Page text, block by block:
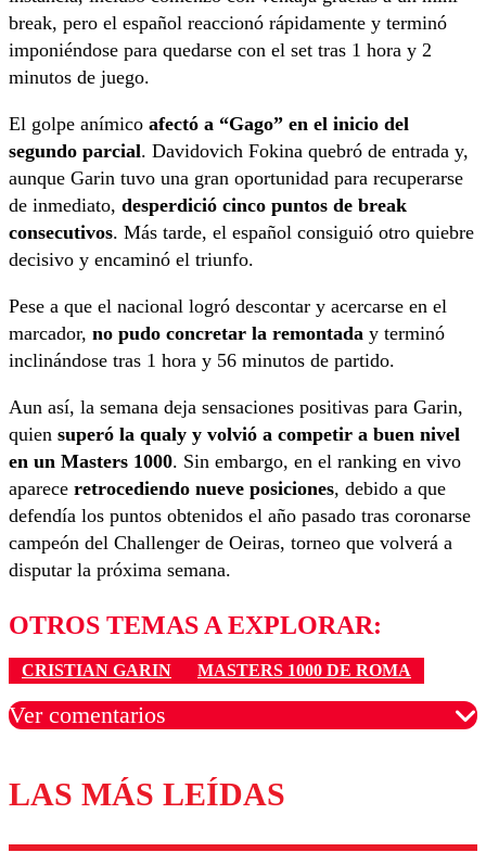
break, pero el español reaccionó rápidamente y terminó
imponiéndose para quedarse con el set tras 1 hora y 2
minutos de juego.
El golpe anímico afectó a “Gago” en el inicio del
segundo parcial. Davidovich Fokina quebró de entrada y,
aunque Garin tuvo una gran oportunidad para recuperarse
de inmediato, desperdició cinco puntos de break
consecutivos. Más tarde, el español consiguió otro quiebre
decisivo y encaminó el triunfo.
Pese a que el nacional logró descontar y acercarse en el
marcador, no pudo concretar la remontada y terminó
inclinándose tras 1 hora y 56 minutos de partido.
Aun así, la semana deja sensaciones positivas para Garin,
quien superó la qualy y volvió a competir a buen nivel
en un Masters 1000. Sin embargo, en el ranking en vivo
aparece retrocediendo nueve posiciones, debido a que
defendía los puntos obtenidos el año pasado tras coronarse
campeón del Challenger de Oeiras, torneo que volverá a
disputar la próxima semana.
OTROS TEMAS A EXPLORAR:
CRISTIAN GARIN MASTERS 1000 DE ROMA
Ver comentarios
Los comentarios son moderados para garantizar un
diálogo respetuoso.
LAS MÁS LEÍDAS